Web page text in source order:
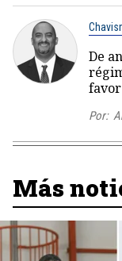
De
Por:
Más